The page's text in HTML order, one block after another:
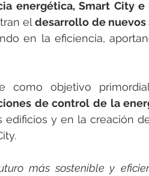
energética, Smart City e
el desarrollo de
en la eficiencia,
como objetivo
de control de la
edificios y en la creación
más sostenible y